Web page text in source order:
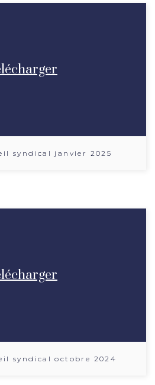
syndical janvier 2025
syndical octobre 2024